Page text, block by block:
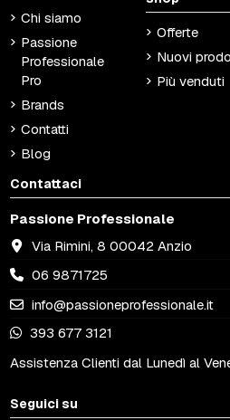
Chi siamo
Passione
Professionale
Pro
Brands
Contatti
Blog
Offerte
Nuovi
Più venduti
Contattaci
Passione Professionale
Via Rimini, 8 00042 Anzio
06 9871725
info@passioneprofessionale.it
393 677 3121
Assistenza Clienti dal Lunedì al
Seguici su